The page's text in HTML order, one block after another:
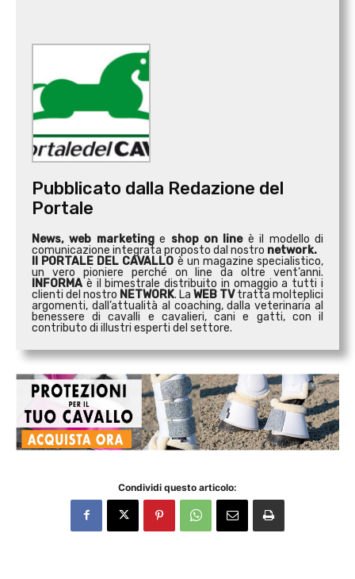
Pubblicato dalla Redazione del
Portale
News, web marketinge shop on line è il modello di
comunicazione integrata proposto dal nostro network.
Il PORTALE DEL CAVALLO è un magazine specialistico,
un vero pioniere perché on line da oltre vent’anni.
INFORMA è il bimestrale distribuito in omaggio a tutti i
clienti del nostro NETWORK. La WEB TVtratta molteplici
argomenti, dall’attualità al coaching, dalla veterinaria al
benessere di cavalli e cavalieri, cani e gatti, con il
contributo di illustri esperti del settore.
Condividi questo articolo: